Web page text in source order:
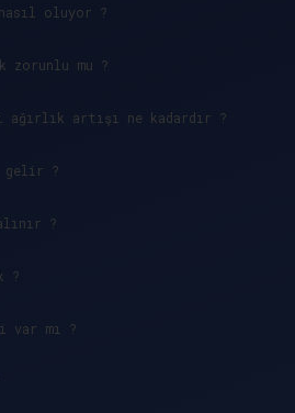
oluyor ?
zorunlu mu ?
ağırlık artışı ne kadardır ?
gelir ?
?
?
var mı ?